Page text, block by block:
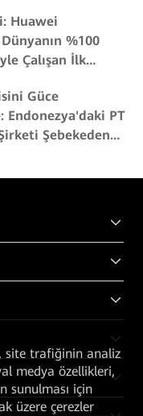
Huawei
%100
Çalışan İlk
Güce
Endonezya'daki PT
Şebekeden
site trafiğinin analiz
medya özellikleri,
sunulması için
üzere çerezler